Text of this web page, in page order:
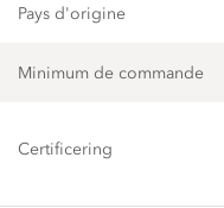
Pays d'origine
Minimum de commande
Certificering